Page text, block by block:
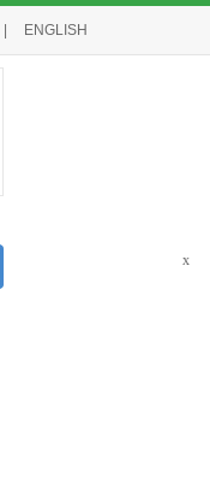
ENGLISH
x